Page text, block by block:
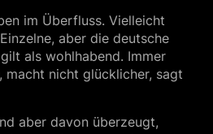
im Überfluss. Vielleicht
aber die deutsche
als wohlhabend. Immer
macht nicht glücklicher, sagt
aber davon überzeugt,